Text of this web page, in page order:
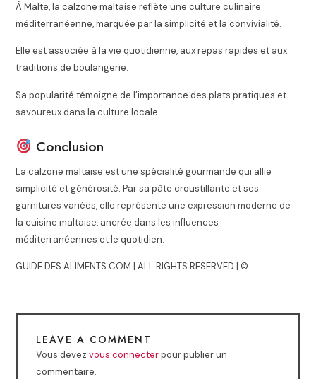
ÀMalte, la calzone maltaise reflète une culture culinaire
méditerranéenne, marquée par la simplicité et la convivialité.
Elle est associée à la vie quotidienne, aux repas rapides et aux
traditions de boulangerie.
Sa popularité témoigne de l’importance des plats pratiques et
savoureux dans la culture locale.
Conclusion
La calzone maltaise est une spécialité gourmande qui allie
simplicité et générosité. Par sa pâte croustillante et ses
garnitures variées, elle représente une expression moderne de
la cuisine maltaise, ancrée dans les influences
méditerranéennes et le quotidien.
GUIDE DES ALIMENTS.COM | ALL RIGHTS RESERVED | ©
LEAVE A COMMENT
Vous devezvous connecterpour publier un
commentaire.